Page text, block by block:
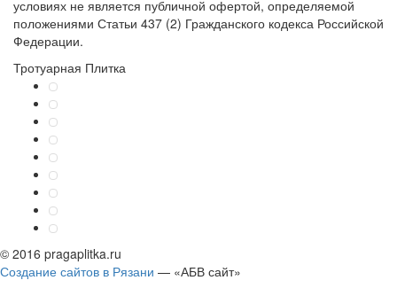
условиях не является публичной офертой, определяемой
положениями Статьи 437 (2) Гражданского кодекса Российской
Федерации.
Тротуарная Плитка
© 2016 pragaplitka.ru
Создание сайтов в Рязани — «АБВ сайт»